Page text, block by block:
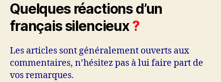
Quelques réactions d’un
français silencieux?
Les articles sont généralement ouverts aux
commentaires, n’hésitez pas à lui faire part de
vos remarques.